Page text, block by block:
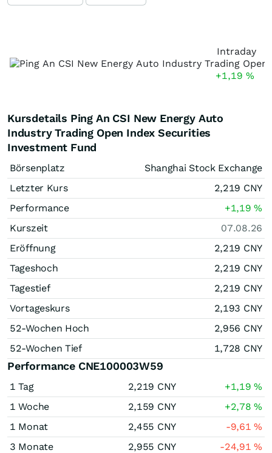
Intraday
+1,19 %
Kursdetails Ping An CSI New Energy Auto
Industry Trading Open Index Securities
Investment Fund
Börsenplatz
Shanghai Stock Exchange
Letzter Kurs
2,219 CNY
Performance
+1,19%
Kurszeit
07.08.26
Eröffnung
2,219 CNY
Tageshoch
2,219 CNY
Tagestief
2,219 CNY
Vortageskurs
2,193 CNY
52-Wochen Hoch
2,956 CNY
52-Wochen Tief
1,728 CNY
Performance CNE100003W59
1 Tag 2,219 CNY +1,19%
1 Woche
2,159 CNY +2,78%
1 Monat
2,455 CNY -9,61%
3 Monate
2,955 CNY -24,91%